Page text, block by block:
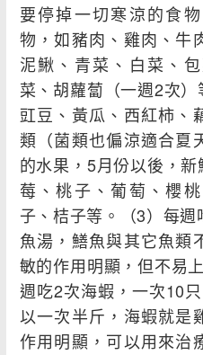
要停掉一切寒涼的食
物，如豬肉、雞肉、牛
泥鰍、青菜、白菜、
菜、胡蘿蔔（一週2次
豇豆、黃瓜、西紅柿、
類（菌類也偏涼適合夏
的水果，5月份以後，
莓、桃子、葡萄、櫻
子、桔子等。（3）每
魚湯，鱔魚與其它魚類
敏的作用明顯，但不易
週吃2次海蝦，一次10
以一次半斤，海蝦就是
作用明顯，可以用來治